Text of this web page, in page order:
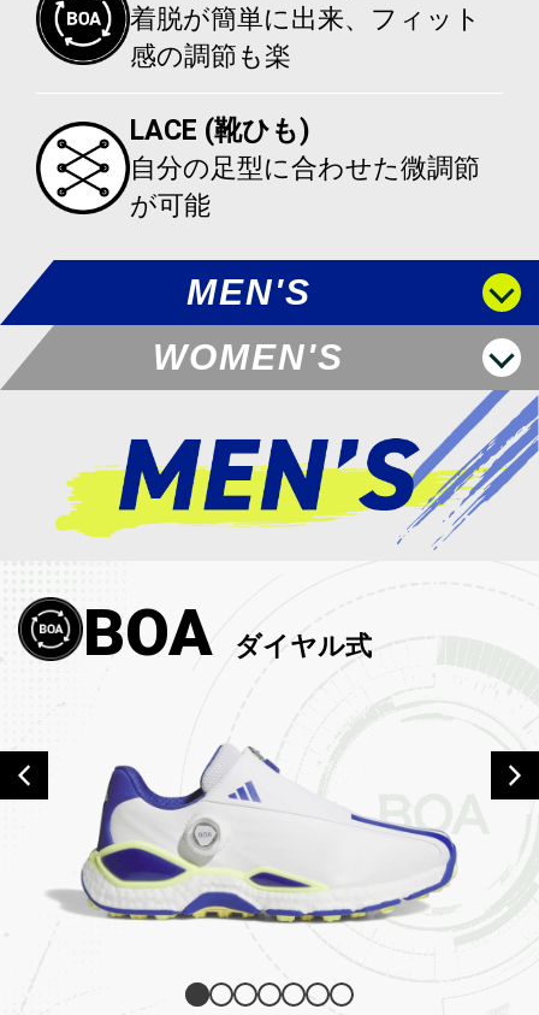
着脱が簡単に出来、フィット
感の調節も楽
LACE (靴ひも)
自分の足型に合わせた微調節
が可能
MEN'S
WOMEN'S
BOA ダイヤル式